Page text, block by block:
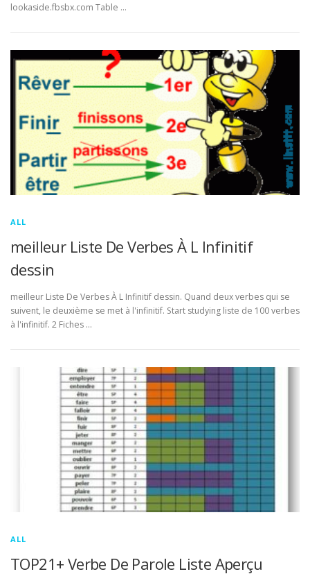
lookaside.fbsbx.com Table …
ALL
meilleur Liste De Verbes À L Infinitif
dessin
meilleur Liste De Verbes À L Infinitif dessin. Quand deux verbes qui se
suivent, le deuxième se met à l'infinitif. Start studying liste de 100 verbes
à l'infinitif. 2 Fiches …
ALL
TOP21+ Verbe De Parole Liste Aperçu